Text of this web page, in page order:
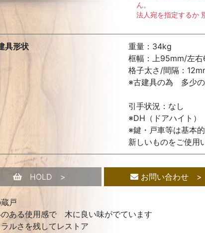
ん。
法人宛を指定するか
具形状
重量：34kg
框幅：上95mm/左
格子太さ/間隔：
※古建具の為 多少
引手状況：なし
※DH（ドアハイト
※鍵・戸車等は基本
新しいものをご使用
HOLD > お問い合わせ >
戸
ある使用感で 木に良い味がでています
ルさを残してレストア